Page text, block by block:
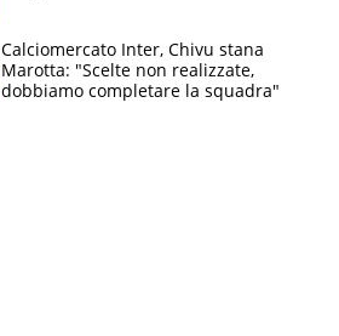
Calciomercato Inter, Chivu stana
Marotta: "Scelte non realizzate,
dobbiamo completare la squadra"